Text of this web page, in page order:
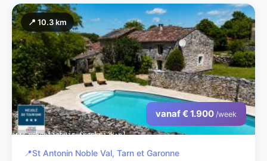
📍 10.3 km
vanaf € 1.900 /week
📍St Antonin Noble Val, Tarn et Garonne